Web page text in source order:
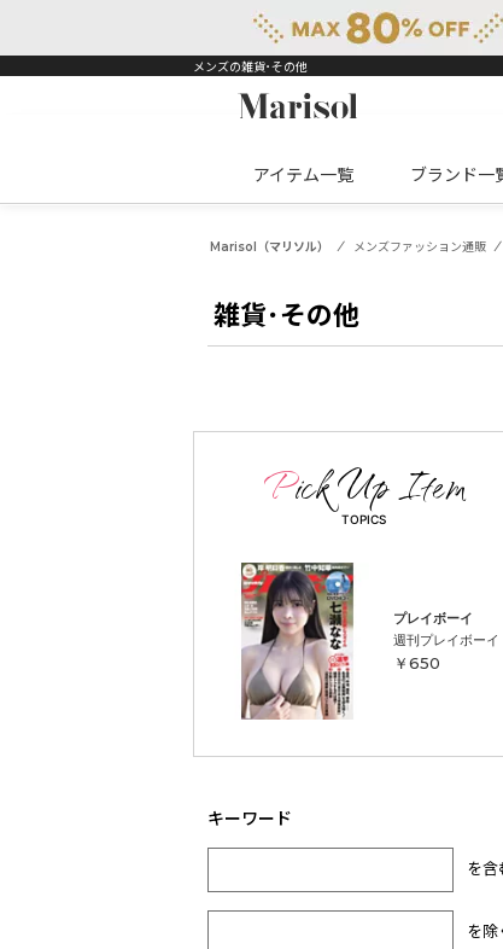
メンズの雑貨･その他
アイテム一覧 ブランド一
Marisol（マリソル） メンズファッション通販
雑貨･その他
TOPICS
プレイボーイ
週刊プレイボーイ
￥650
を含
を除